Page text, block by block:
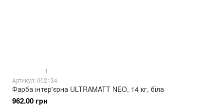
1
Артикул: 002134
Фарба інтер'єрна ULTRAMATT NEO, 14 кг, біла
962.00 грн